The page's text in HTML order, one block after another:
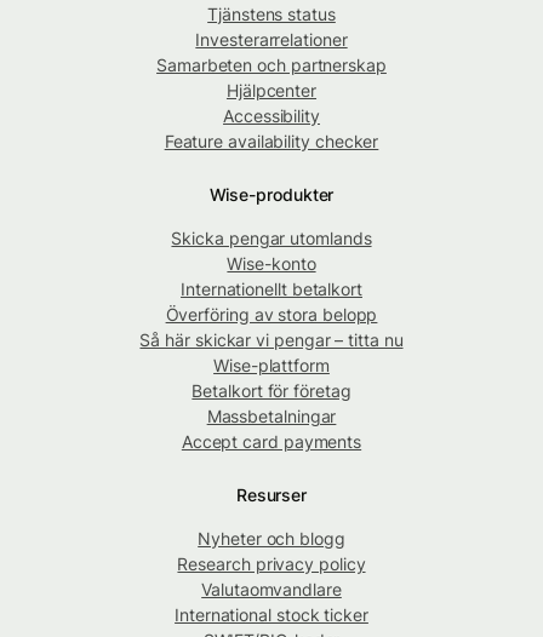
Tjänstens status
Investerarrelationer
Samarbeten och partnerskap
Hjälpcenter
Accessibility
Feature availability checker
Wise-produkter
Skicka pengar utomlands
Wise-konto
Internationellt betalkort
Överföring av stora belopp
Så här skickar vi pengar – titta nu
Wise-plattform
Betalkort för företag
Massbetalningar
Accept card payments
Resurser
Nyheter och blogg
Research privacy policy
Valutaomvandlare
International stock ticker